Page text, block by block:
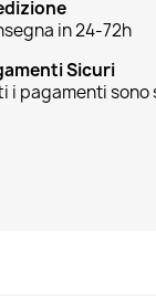
in 24-72h
Sicuri
i pagamenti